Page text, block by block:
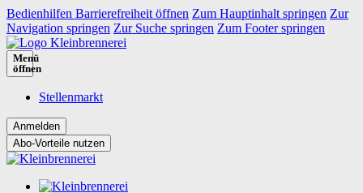
Bedienhilfen Barrierefreiheit öffnen Zum Hauptinhalt springen Zur
Navigation springen Zur Suche springen Zum Footer springen
Menü
öffnen
Stellenmarkt
Abo-Vorteile nutzen